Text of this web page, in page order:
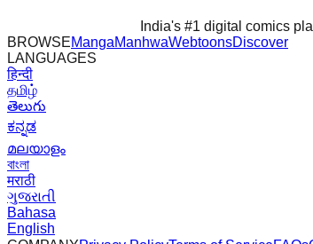
India's #1 digital comics
BROWSEMangaManhwaWebtoonsDiscover
LANGUAGES
हिन्दी
தமிழ்
తెలుగు
ಕನ್ನಡ
മലയാളം
বাংলা
मराठी
ગુજરાતી
Bahasa
English